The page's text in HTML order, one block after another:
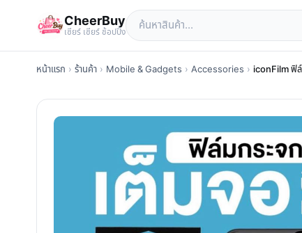
CheerBuy
เซียร์ เซียร์ ช้อปปิ้ง
หน้าแรก › ร้านค้า › Mobile & Gadgets › Accessories › iconFilm ฟิ